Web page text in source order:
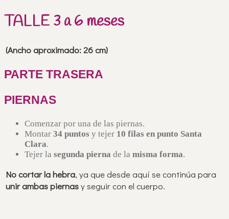
TALLE 3 a 6 meses
(Ancho aproximado: 26 cm)
PARTE TRASERA
PIERNAS
Comenzar por una de las piernas.
Montar 34 puntos y tejer 10 filas en punto Santa
Clara.
Tejer la segunda pierna de la misma forma.
No cortar la hebra, ya que desde aquí se continúa para
unir ambas piernasy seguir con el cuerpo.